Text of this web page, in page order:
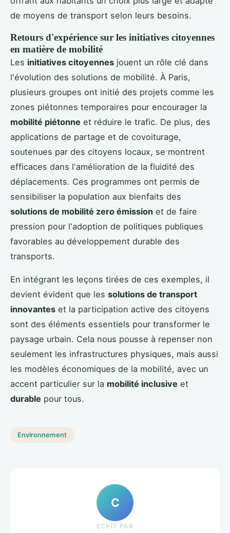
de moyens de transport selon leurs besoins.
Retours d'expérience sur les initiatives citoyennes
en matière de mobilité
Les initiatives citoyennes jouent un rôle clé dans
l'évolution des solutions de mobilité. À Paris,
plusieurs groupes ont initié des projets comme les
zones piétonnes temporaires pour encourager la
mobilité piétonne et réduire le trafic. De plus, des
applications de partage et de covoiturage,
soutenues par des citoyens locaux, se montrent
efficaces dans l'amélioration de la fluidité des
déplacements. Ces programmes ont permis de
sensibiliser la population aux bienfaits des
solutions de mobilité zero émission et de faire
pression pour l'adoption de politiques publiques
favorables au développement durable des
transports.
En intégrant les leçons tirées de ces exemples, il
devient évident que les solutions de transport
innovantes et la participation active des citoyens
sont des éléments essentiels pour transformer le
paysage urbain. Cela nous pousse à repenser non
seulement les infrastructures physiques, mais aussi
les modèles économiques de la mobilité, avec un
accent particulier sur la mobilité inclusive et
durable pour tous.
Environnement
C
ECRIT PAR